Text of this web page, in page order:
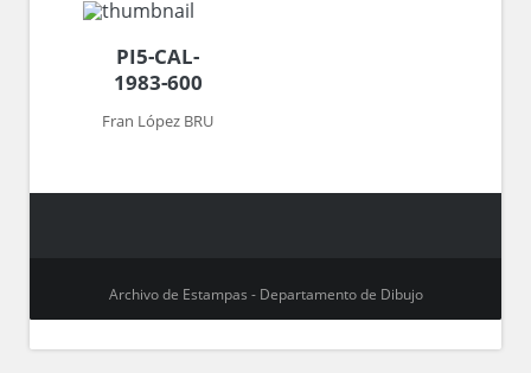
PI5-CAL-
1983-600
Fran López BRU
Archivo de Estampas - Departamento de Dibujo